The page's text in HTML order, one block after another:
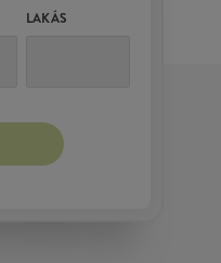
LAKÁS